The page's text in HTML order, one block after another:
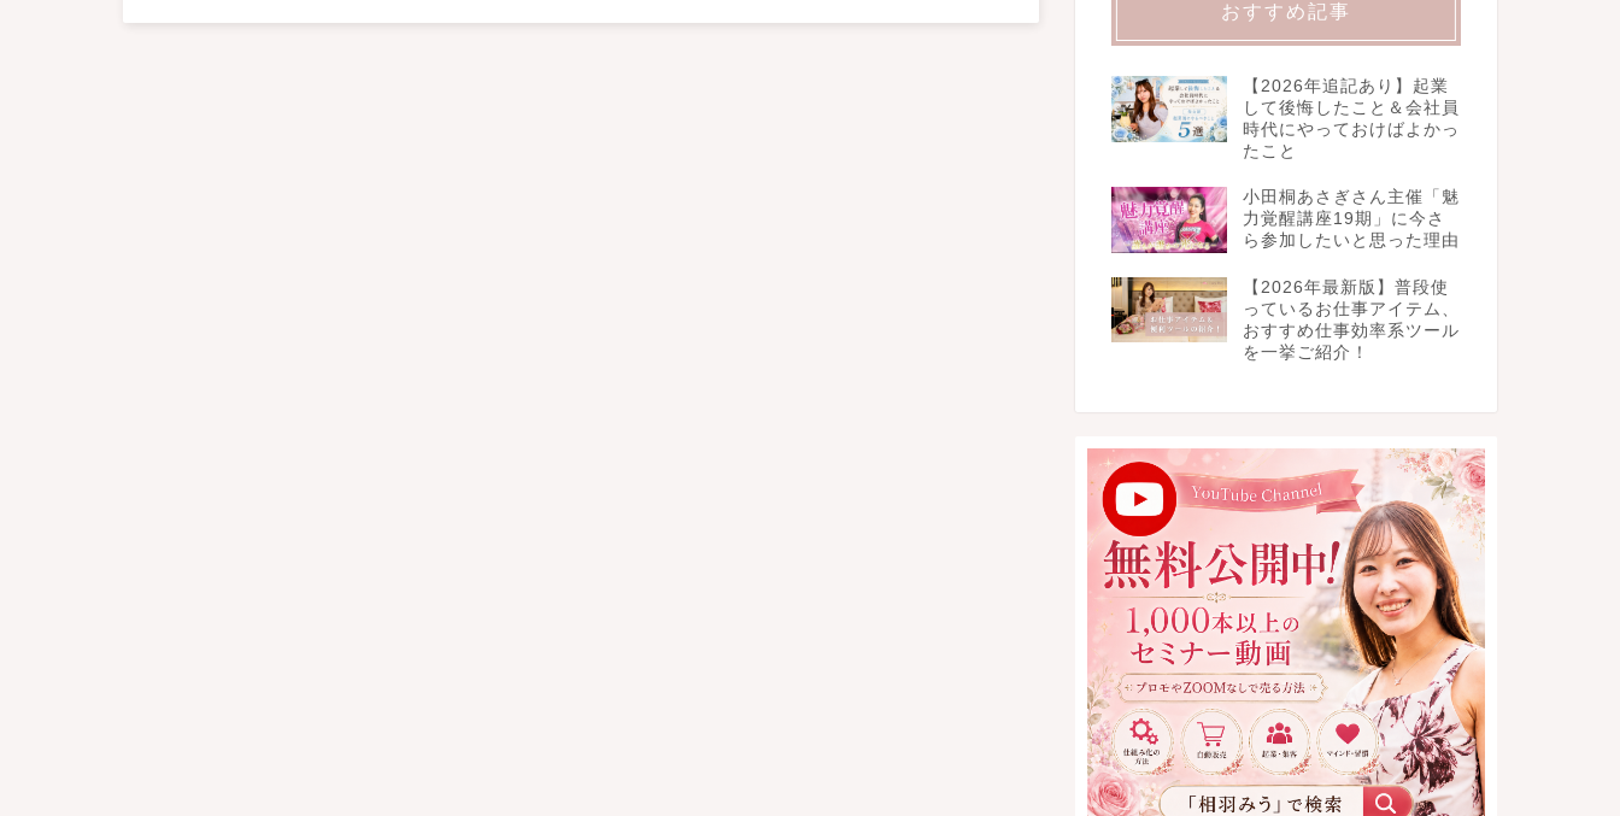
おすすめ記事
【2026年追記あり】起業
して後悔したこと＆会社員
時代にやっておけばよかっ
たこと
小田桐あさぎさん主催「魅
力覚醒講座19期」に今さ
ら参加したいと思った理由
【2026年最新版】普段使
っているお仕事アイテム、
おすすめ仕事効率系ツール
を一挙ご紹介！